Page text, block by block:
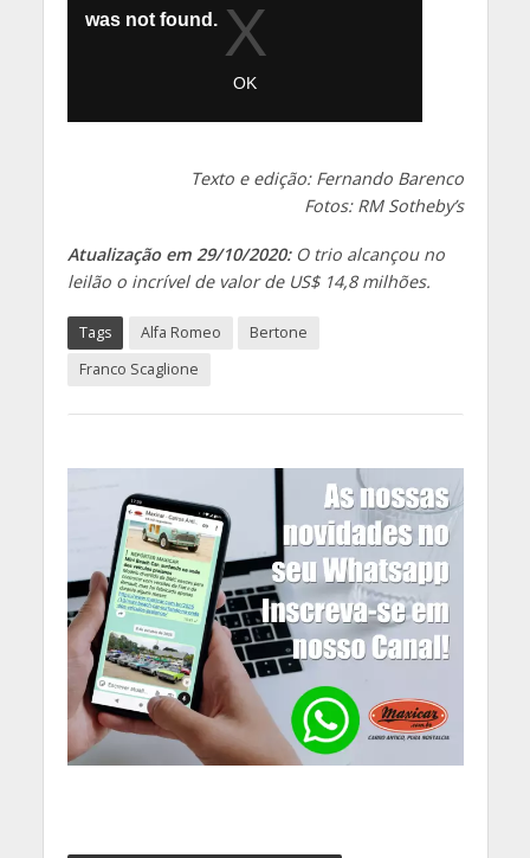
Texto e edição: Fernando Barenco
Fotos: RM Sotheby’s
Atualização em 29/10/2020: O trio alcançou no
leilão o incrível de valor de US$ 14,8 milhões.
Tags Alfa Romeo
Bertone
Franco Scaglione